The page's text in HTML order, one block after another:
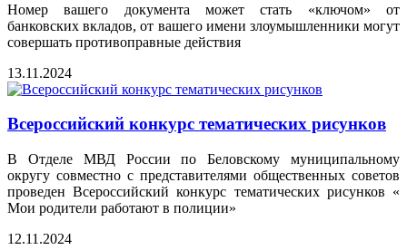
Номер вашего документа может стать «ключом» от
банковских вкладов, от вашего имени злоумышленники могут
совершать противоправные действия
13.11.2024
Всероссийский конкурс тематических рисунков
В Отделе МВД России по Беловскому муниципальному
округу совместно с представителями общественных советов
проведен Всероссийский конкурс тематических рисунков «
Мои родители работают в полиции»
12.11.2024